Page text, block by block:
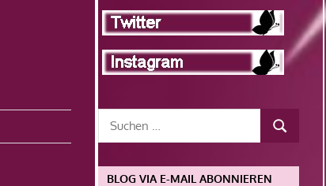
BLOG VIA E-MAIL ABONNIEREN